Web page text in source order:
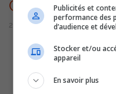
25 juin 2025 | Par Sylvain
Publicités et
performance des
d’audience et
Stocker et/ou
appareil
En savoir plus